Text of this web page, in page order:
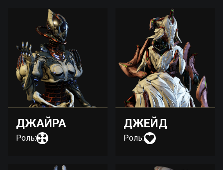
ДЖАЙРА
Роль:
ДЖЕЙД
Роль: